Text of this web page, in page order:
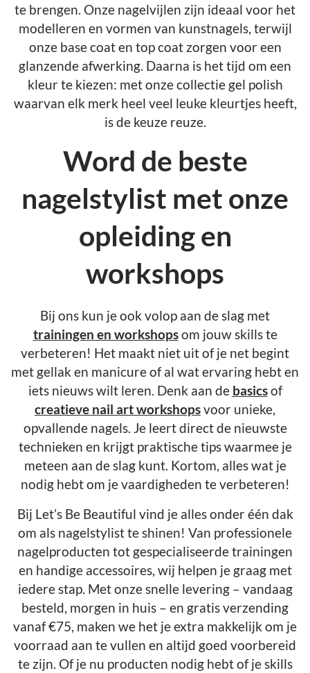
te brengen. Onze nagelvijlen zijn ideaal voor het
modelleren en vormen van kunstnagels, terwijl
onze base coat en top coat zorgen voor een
glanzende afwerking. Daarna is het tijd om een
kleur te kiezen: met onze collectie gel polish
waarvan elk merk heel veel leuke kleurtjes heeft,
is de keuze reuze.
Word de beste
nagelstylist met onze
opleiding en
workshops
Bij ons kun je ook volop aan de slag met
trainingen en workshopsom jouw skills te
verbeteren! Het maakt niet uit of je net begint
met gellak en manicure of al wat ervaring hebt en
iets nieuws wilt leren. Denk aan de basicsof
creatieve nail art workshopsvoor unieke,
opvallende nagels. Je leert direct de nieuwste
technieken en krijgt praktische tips waarmee je
meteen aan de slag kunt. Kortom, alles wat je
nodig hebt om je vaardigheden te verbeteren!
Bij Let’s Be Beautiful vind je alles onder één dak
om als nagelstylist te shinen! Van professionele
nagelproducten tot gespecialiseerde trainingen
en handige accessoires, wij helpen je graag met
iedere stap. Met onze snelle levering – vandaag
besteld, morgen in huis – en gratis verzending
vanaf €75, maken we het je extra makkelijk om je
voorraad aan te vullen en altijd goed voorbereid
te zijn. Of je nu producten nodig hebt of je skills